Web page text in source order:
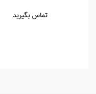
تماس بگیرید